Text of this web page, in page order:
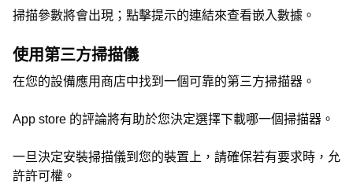
掃描參數將會出現；點擊提示的連結來查看嵌入數據。
使用第三方掃描儀
在您的設備應用商店中找到一個可靠的第三方掃描器。
App store 的評論將有助於您決定選擇下載哪一個掃描器。
一旦決定安裝掃描儀到您的裝置上，請確保若有要求時，允
許許可權。